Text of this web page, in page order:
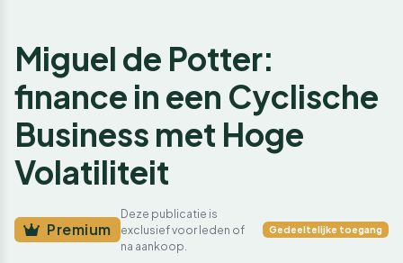
Miguel de Potter:
finance in een Cyclische
Business met Hoge
Volatiliteit
Premium
Deze publicatie is
exclusief voor leden of
na aankoop.
Gedeeltelijke toegang